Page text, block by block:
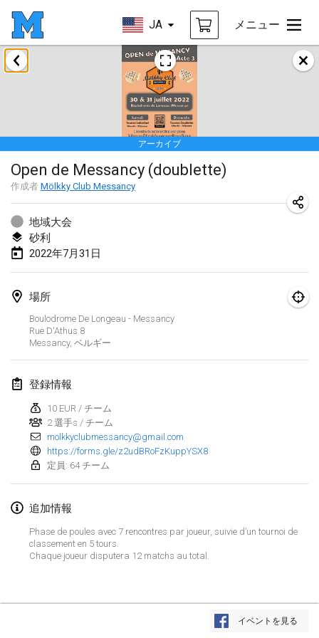
JA メニュー
リストを表示
アーカイブ
Open de Messancy (doublette)
作成者 Mölkky Club Messancy
地域大会
砂利
2022年7月31日
場所
Boulodrome De Longeau - Messancy
Rue D'Athus 8
Messancy, ベルギー
登録情報
10 EUR / チーム
2 選手s / チーム
molkkyclubmessancy@gmail.com
https://forms.gle/z2udBRoFzKuppYSX8
定員: 64 チーム
追加情報
Phase de poules avec 7 rencontres par joueur, suivie d’un tournoi de
classement en 5 tours.
Chaque joueur disputera 12 matchs au total.
イベントを見る
2022年1月
Tournoi Mixte ASPTTOM
フランス
KKS Halli Duppeli
2022年1月22日| フィンランド
Mölkky Tournament - Doubles
2022年1月22日
Suomelan Mölkky-open
The Mölkky Tournament 2nd
2022年1月23日|日本
2022年2月
MS v MÖLKPARKURU
2022年2月4日|
TangoMölkky
2022年2月5日 フィンランド
2022年2月12日
Yamagata Tournament
2022年2月13日|日本